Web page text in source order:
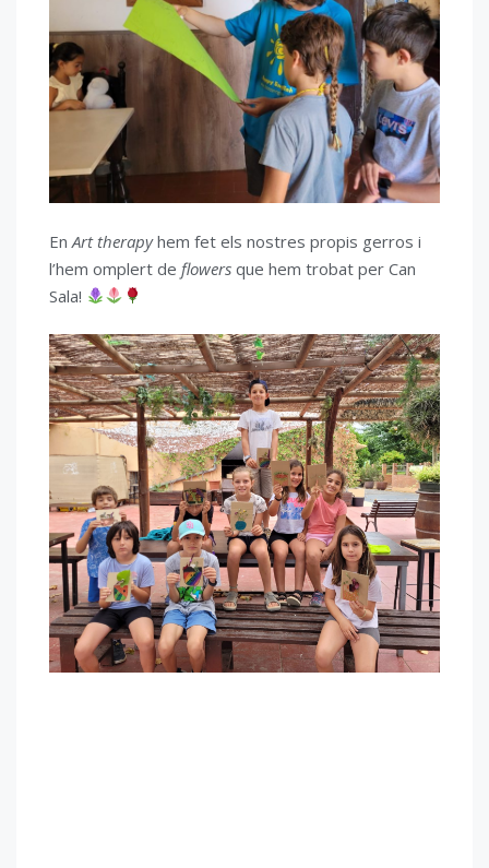
En Art therapyhem fet els nostres propis gerros i
l’hem omplert de flowers que hem trobat per Can
Sala!